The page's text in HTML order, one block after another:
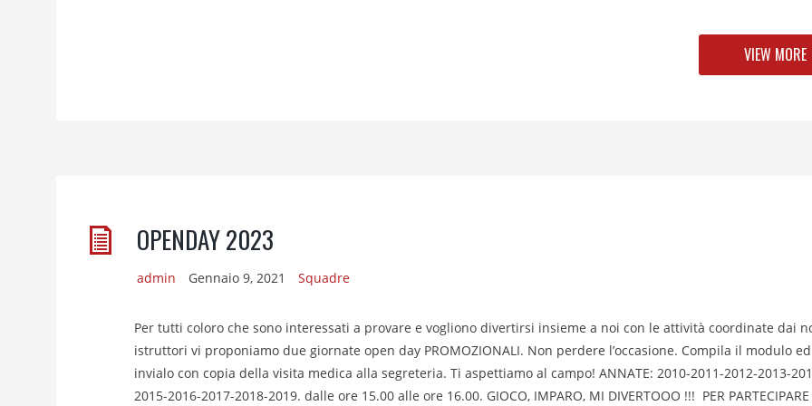
VIEW MORE
OPENDAY 2023
admin Gennaio 9, 2021 Squadre
Per tutti coloro che sono interessati a provare e vogliono divertirsi insieme a noi con le attività coordinate dai
istruttori vi proponiamo due giornate open day PROMOZIONALI. Non perdere l’occasione. Compila il modulo ed
invialo con copia della visita medica alla segreteria. Ti aspettiamo al campo! ANNATE: 2010-2011-2012-2013-
2015-2016-2017-2018-2019. dalle ore 15.00 alle ore 16.00. GIOCO, IMPARO, MI DIVERTOOO !!! PER PARTECIPARE